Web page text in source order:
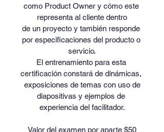
como Product Owner y cómo este
representa al cliente dentro
de un proyecto y también responde
por especificaciones del producto o
servicio.
El entrenamiento para esta
certificación constará de dinámicas,
exposiciones de temas con uso de
diapositivas y ejemplos de
experiencia del facilitador.
Valor del examen por aparte $50